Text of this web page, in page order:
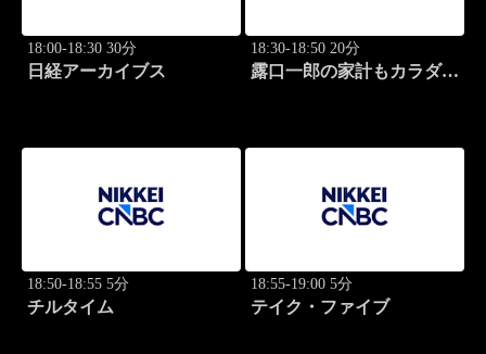
18:00-18:30 30分
日経アーカイブス
18:30-18:50 20分
露口一郎の家計もカラダも
18:50-18:55 5分
チルタイム
18:55-19:00 5分
テイク・ファイブ